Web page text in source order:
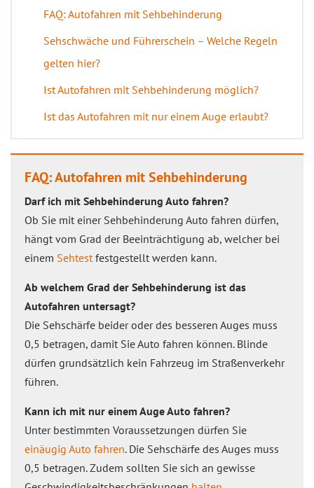
FAQ: Autofahren mit Sehbehinderung
Sehschwäche und Führerschein – Welche Regeln
gelten hier?
Ist Autofahren mit Sehbehinderung möglich?
Ist das Autofahren mit nur einem Auge erlaubt?
FAQ: Autofahren mit Sehbehinderung
Darf ich mit Sehbehinderung Auto fahren?
Ob Sie mit einer Sehbehinderung Auto fahren dürfen,
hängt vom Grad der Beeinträchtigung ab, welcher bei
einem Sehtestfestgestellt werden kann.
Ab welchem Grad der Sehbehinderung ist das
Autofahren untersagt?
Die Sehschärfe beider oder des besseren Auges muss
0,5 betragen, damit Sie Auto fahren können. Blinde
dürfen grundsätzlich kein Fahrzeug im Straßenverkehr
führen.
Kann ich mit nur einem Auge Auto fahren?
Unter bestimmten Voraussetzungen dürfen Sie
einäugig Auto fahren. Die Sehschärfe des Auges muss
0,5 betragen. Zudem sollten Sie sich an gewisse